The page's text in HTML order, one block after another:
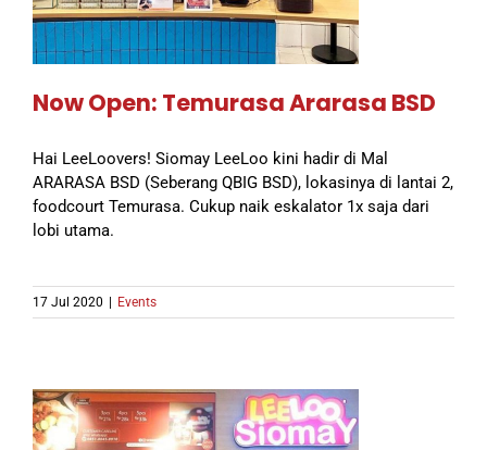
Now Open: Temurasa Ararasa BSD
Hai LeeLoovers! Siomay LeeLoo kini hadir di Mal
ARARASA BSD (Seberang QBIG BSD), lokasinya di lantai 2,
foodcourt Temurasa. Cukup naik eskalator 1x saja dari
lobi utama.
17 Jul 2020 Events